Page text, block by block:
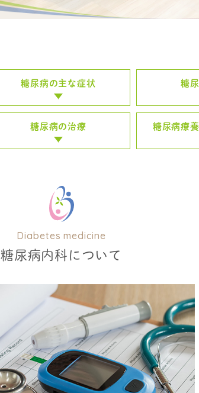
糖尿病の主な症状 糖
糖尿病の治療 糖尿病療養
Diabetes medicine
糖尿病内科について